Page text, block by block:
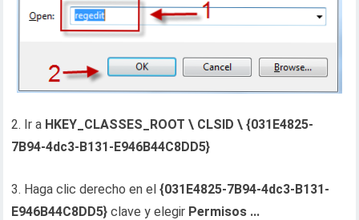
2. Ir a HKEY_CLASSES_ROOT \ CLSID \ {031E4825-
7B94-4dc3-B131-E946B44C8DD5}
3. Haga clic derecho en el{031E4825-7B94-4dc3-B131-
E946B44C8DD5} clave y elegir Permisos ...